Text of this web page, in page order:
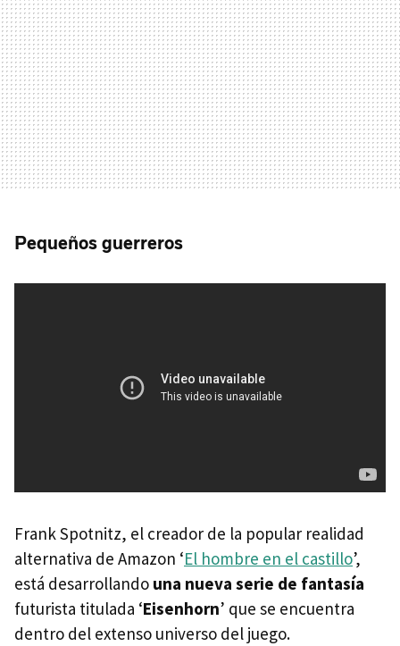
Pequeños guerreros
Frank Spotnitz, el creador de la popular realidad
alternativa de Amazon ‘El hombre en el castillo’,
está desarrollando una nueva serie de fantasía
futurista titulada ‘Eisenhorn’ que se encuentra
dentro del extenso universo del juego.